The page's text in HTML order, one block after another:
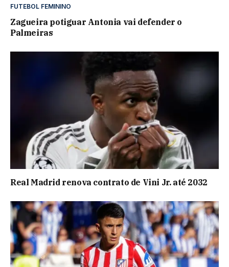
FUTEBOL FEMININO
Zagueira potiguar Antonia vai defender o
Palmeiras
Real Madrid renova contrato de Vini Jr. até 2032